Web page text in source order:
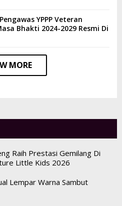
YPPP Veteran
Bhakti 2024-2029 Resmi Di
MORE
Raih Prestasi Gemilang Di
Little Kids 2026
Lempar Warna Sambut